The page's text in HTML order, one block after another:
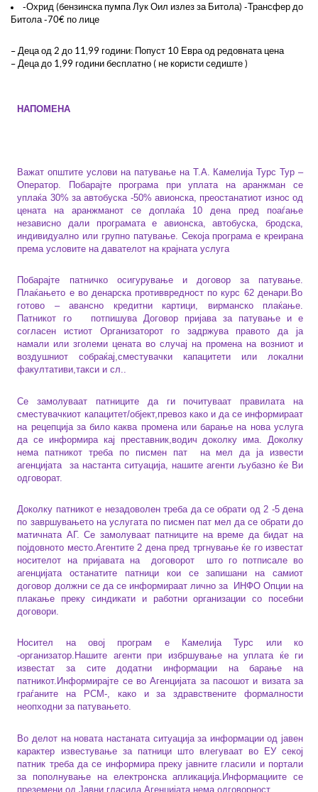
-Охрид (бензинска пумпа Лук Оил излез за Битола) -Трансфер до
Битола -70€ по лице
– Деца од 2 до 11,99 години: Попуст 10 Евра од редовната цена
– Деца до 1,99 години бесплатно ( не користи седиште )
НАПОМЕНА
Важат општите услови на патување на Т.А. Камелија Турс Тур –
Оператор. Побарајте програма при уплата на аранжман се
уплаќа 30% за автобуска -50% авионска, преостанатиот износ од
цената на аранжманот се доплаќа 10 дена пред поаѓање
независно дали програмата е авионска, автобуска, бродска,
индивидуално или групно патување. Секоја програма е креирана
према условите на давателот на крајната услуга
Побарајте патничко осигурување и договор за патување.
Плаќањето е во денарска противвредност по курс 62 денари.Во
готово – авансно кредитни картици, вирманско плаќање.
Патникот го
потпишува Договор пријава за патување и е
согласен истиот Организаторот го задржува правото да ја
намали или зголеми цената во случај на промена на возниот и
воздушниот собраќај,сместувачки капацитети или локални
факултативи,такси и сл..
Се замолуваат патниците да ги почитуваат правилата на
сместувачкиот капацитет/објект,превоз како и да се информираат
на рецепција за било каква промена или барање на нова услуга
да се информира кај преставник,водич доколку има. Доколку
нема патникот треба по писмен пат
на мел да ја извести
агенцијата
за настанта ситуација, нашите агенти љубазно ќе Ви
одговорат.
Доколку патникот е незадоволен треба да се обрати од 2 -5 дена
по завршувањето на услугата по писмен пат мел да се обрати до
матичната АГ. Се замолуваат патниците на време да бидат на
појдовното место.Агентите 2 дена пред тргнување ќе го известат
носителот на пријавата на
договорот
што го потписале во
агенцијата останатите патници кои се запишани на самиот
договор должни се да се информираат лично за
ИНФО Опции на
плакање преку синдикати и работни организации со посебни
договори.
Носител на овој програм е Камелија Турс или ко
-организатор.Нашите агенти при избршување на уплата ќе ги
известат за сите додатни информации на барање на
патникот. Информирајте се во Агенцијата за пасошот и визата за
граѓаните на РСМ-, како и за здравствените формалности
неопходни за патувањето.
Во делот на новата настаната ситуација за информации од јавен
карактер известување за патници што влегуваат во ЕУ секој
патник треба да се информира преку јавните гласили и портали
за пополнување на електронска апликација.Информациите се
преземени од Јавни гласила.Агенцијата нема одговорност.